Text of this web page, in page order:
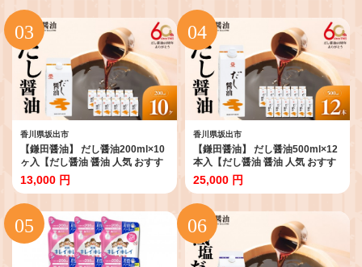
香川県坂出市
【鎌田醤油】 だし醤油200ml×10
ヶ入【だし醤油 醤油 人気 おすす
め 人気だし醤油 出汁醤油
AE1026】
13,000 円
香川県坂出市
【鎌田醤油】 だし醤油500ml×12
本入【だし醤油 醤油 人気 おすす
め 人気だし醤油 出汁醤油
AE1021】
25,000 円